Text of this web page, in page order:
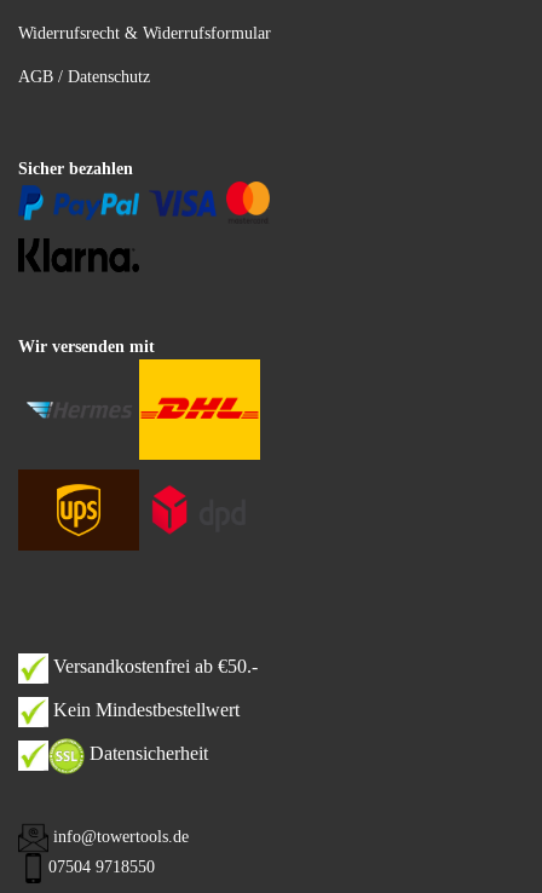
Widerrufsrecht & Widerrufsformular
AGB / Datenschutz
Sicher bezahlen
Wir versenden mit
Versandkostenfrei ab €50.-
Kein Mindestbestellwert
Datensicherheit
info@towertools.de
07504 9718550